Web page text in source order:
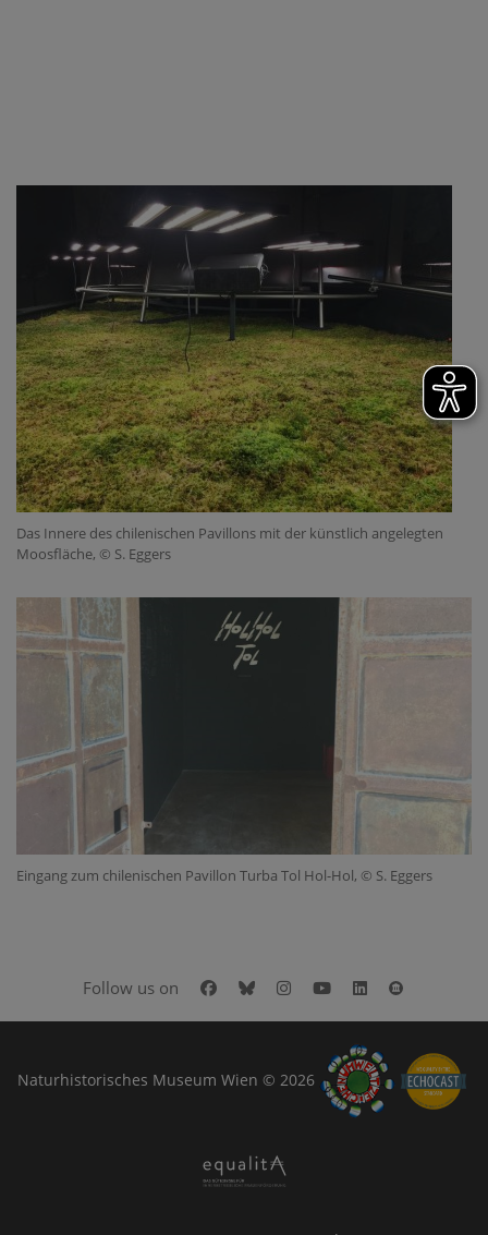
Das Innere des chilenischen Pavillons mit der künstlich angelegten
Moosfläche, © S. Eggers
Eingang zum chilenischen Pavillon Turba Tol Hol-Hol, © S. Eggers
Follow us on Facebook
BlueskyInstagram
YoutubeLinkedIn
Naturhistorisches Museum Wien © 2026